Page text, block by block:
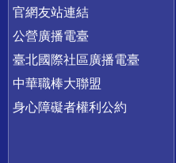
官網友站連結
公營廣播電臺
臺北國際社區廣播電臺
中華職棒大聯盟
身心障礙者權利公約